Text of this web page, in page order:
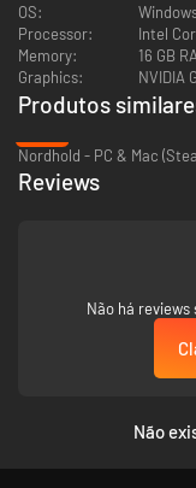
Build Your Deck!
Choose from over 200
your cards with skill and
OS:
Processor:
Intel
Memory:
16 GB
Graphics:
NVIDIA
Produtos
Nordhold - PC & Mac
Reviews
Não há
Não